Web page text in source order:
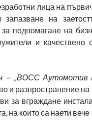
лица на
на
за подпомагане на
и
– „ВОСС Аутомотив
и разпространение
за вграждане
на които са наети